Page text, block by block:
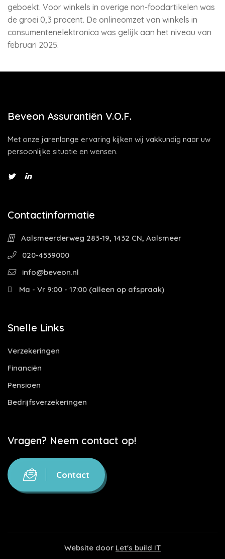
geboekt. Voor winkels in overige non-foodartikelen was
de groei 0,3 procent. De onlineomzet van winkels in
consumentenelektronica was gelijk aan het niveau van
februari 2025.
Beveon Assurantiën V.O.F.
Met onze jarenlange ervaring kijken wij vakkundig naar uw
persoonlijke situatie en wensen.
Contactinformatie
Aalsmeerderweg 283-19, 1432 CN, Aalsmeer
020-4539000
info@beveon.nl
Ma - Vr 9:00 - 17:00 (alleen op afspraak)
Snelle Links
Verzekeringen
Financiën
Pensioen
Bedrijfsverzekeringen
Vragen? Neem contact op!
Contact
Website door Let's build IT